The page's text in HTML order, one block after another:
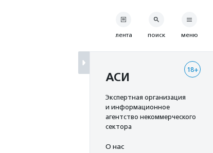
лента поиск меню
18+
АСИ
Экспертная организация
и информационное
агентство некоммерческого
сектора
О нас